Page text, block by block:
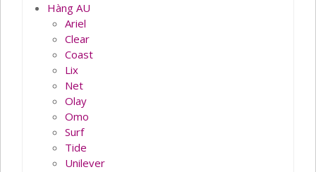
Hàng AU
Ariel
Clear
Coast
Lix
Net
Olay
Omo
Surf
Tide
Unilever